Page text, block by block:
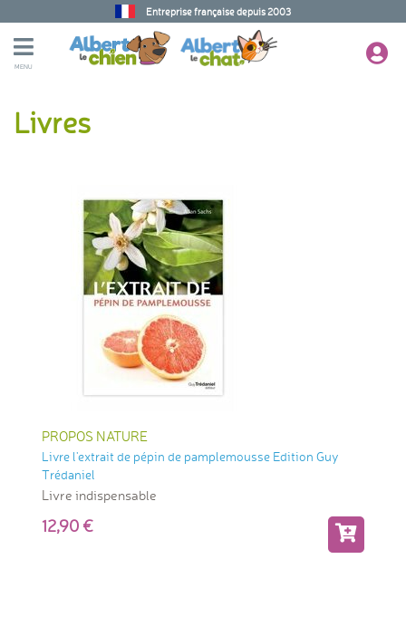
Entreprise française depuis 2003
MENU
Livres
PROPOS NATURE
Livre l'extrait de pépin de pamplemousse Edition Guy
Trédaniel
Livre indispensable
12,90